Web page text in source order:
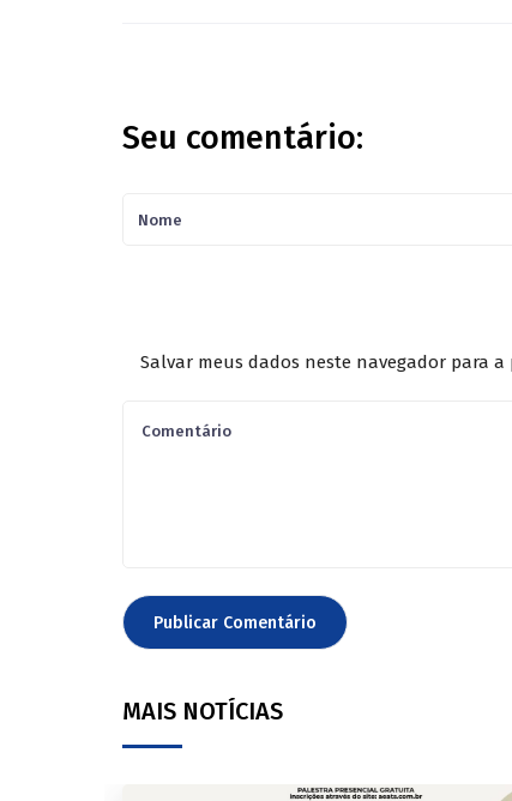
Seu comentário:
Salvar meus dados neste navegador para
MAIS NOTÍCIAS